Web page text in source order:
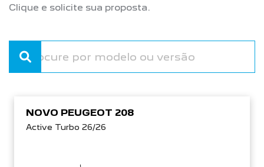
Clique e solicite sua proposta.
NOVO PEUGEOT 208
Active Turbo 26/26